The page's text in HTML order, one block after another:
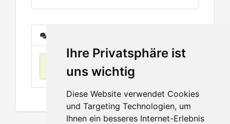
Ihre Privatsphäre ist
uns wichtig
Diese Website verwendet Cookies
und Targeting Technologien, um
Ihnen ein besseres Internet-Erlebnis
Keine Einträge